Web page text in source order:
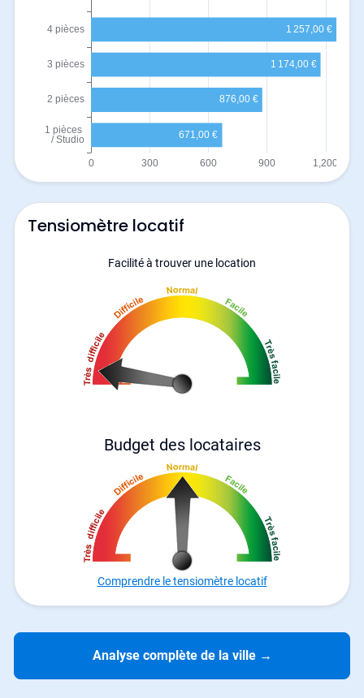
Tensiomètre locatif
Facilité à trouver une location
Budget des locataires
Comprendre le tensiomètre locatif
Analyse complète de la ville →